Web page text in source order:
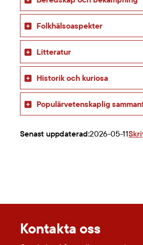
Folkhälsoaspekter
Litteratur
Historik och kuriosa
Populärvetenskaplig
Senast uppdaterad:2026-05-11
Kontakta oss